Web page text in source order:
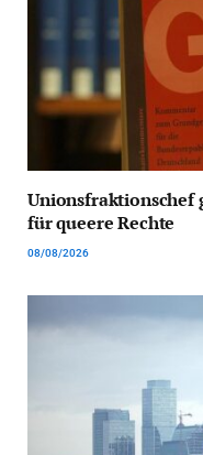
Unionsfraktionschef
für queere Rechte
08/08/2026